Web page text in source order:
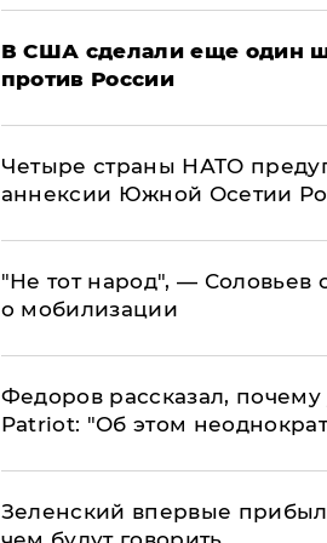
В США сделали еще один
против России
Четыре страны НАТО
аннексии Южной Осетии
​"Не тот народ", — Соловьев
о мобилизации
Федоров рассказал,
Patriot: "Об этом
Зеленский впервые